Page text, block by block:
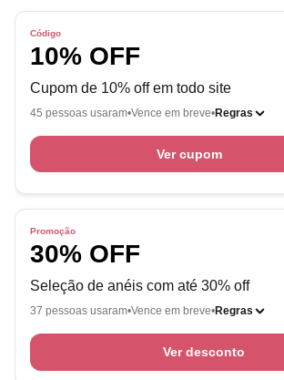
Código
10% OFF
Cupom de 10% off em todo site
45 pessoas usaram Vence em breve Regras
Ver cupom
Promoção
30% OFF
Seleção de anéis com até 30% off
37 pessoas usaram Vence em breve Regras
Ver desconto